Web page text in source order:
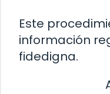
Este
información
fidedigna.